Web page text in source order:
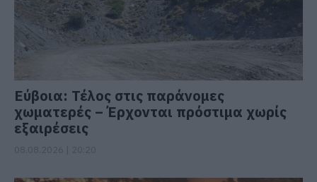
Εύβοια: Τέλος στις παράνομες
χωματερές – Έρχονται πρόστιμα χωρίς
εξαιρέσεις